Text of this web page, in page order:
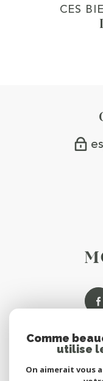
CES
Comme
utilise
On aimerait vous